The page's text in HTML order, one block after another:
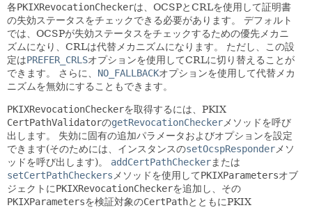
各PKIXRevocationCheckerは、OCSPとCRLを使用して証明書
の失効ステータスをチェックできる必要があります。
デフォルト
では、OCSPが失効ステータスをチェックするための優先メカニ
ズムになり、CRLは代替メカニズムになります。
ただし、この設
定はPREFER_CRLSオプションを使用してCRLに切り替えることが
できます。
さらに、 NO_FALLBACKオプションを使用して代替メカ
ニズムを無効にすることもできます。
PKIXRevocationCheckerを取得するには、PKIX
CertPathValidatorのgetRevocationChecker メソッドを呼び
出します。
失効に固有の追加パラメータおよびオプションを設定
できます(そのためには、インスタンスのsetOcspResponder メソ
ッドを呼び出します)。
addCertPathCheckerまたは
setCertPathCheckers メソッドを使用してPKIXParametersオブ
ジェクトにPKIXRevocationCheckerを追加し、その
PKIXParametersを検証対象のCertPathとともにPKIX